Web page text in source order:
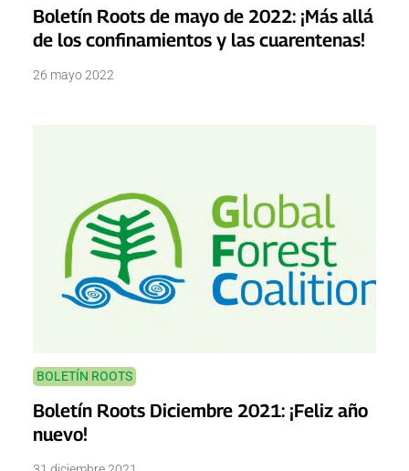
Boletín Roots de mayo de 2022: ¡Más allá
de los confinamientos y las cuarentenas!
26 mayo 2022
BOLETÍN ROOTS
Boletín Roots Diciembre 2021: ¡Feliz año
nuevo!